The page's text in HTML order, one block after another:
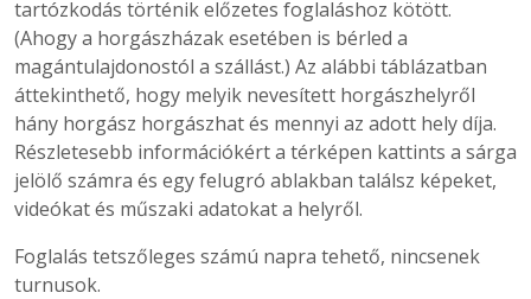
tartózkodás történik előzetes foglaláshoz kötött.
(Ahogy a horgászházak esetében is bérled a
magántulajdonostól a szállást.) Az alábbi táblázatban
áttekinthető, hogy melyik nevesített horgászhelyről
hány horgász horgászhat és mennyi az adott hely díja.
Részletesebb információkért a térképen kattints a sárga
jelölő számra és egy felugró ablakban találsz képeket,
videókat és műszaki adatokat a helyről.
Foglalás tetszőleges számú napra tehető, nincsenek
turnusok.